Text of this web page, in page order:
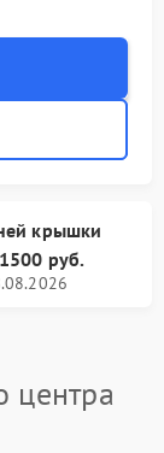
крышки
1500 руб.
центра